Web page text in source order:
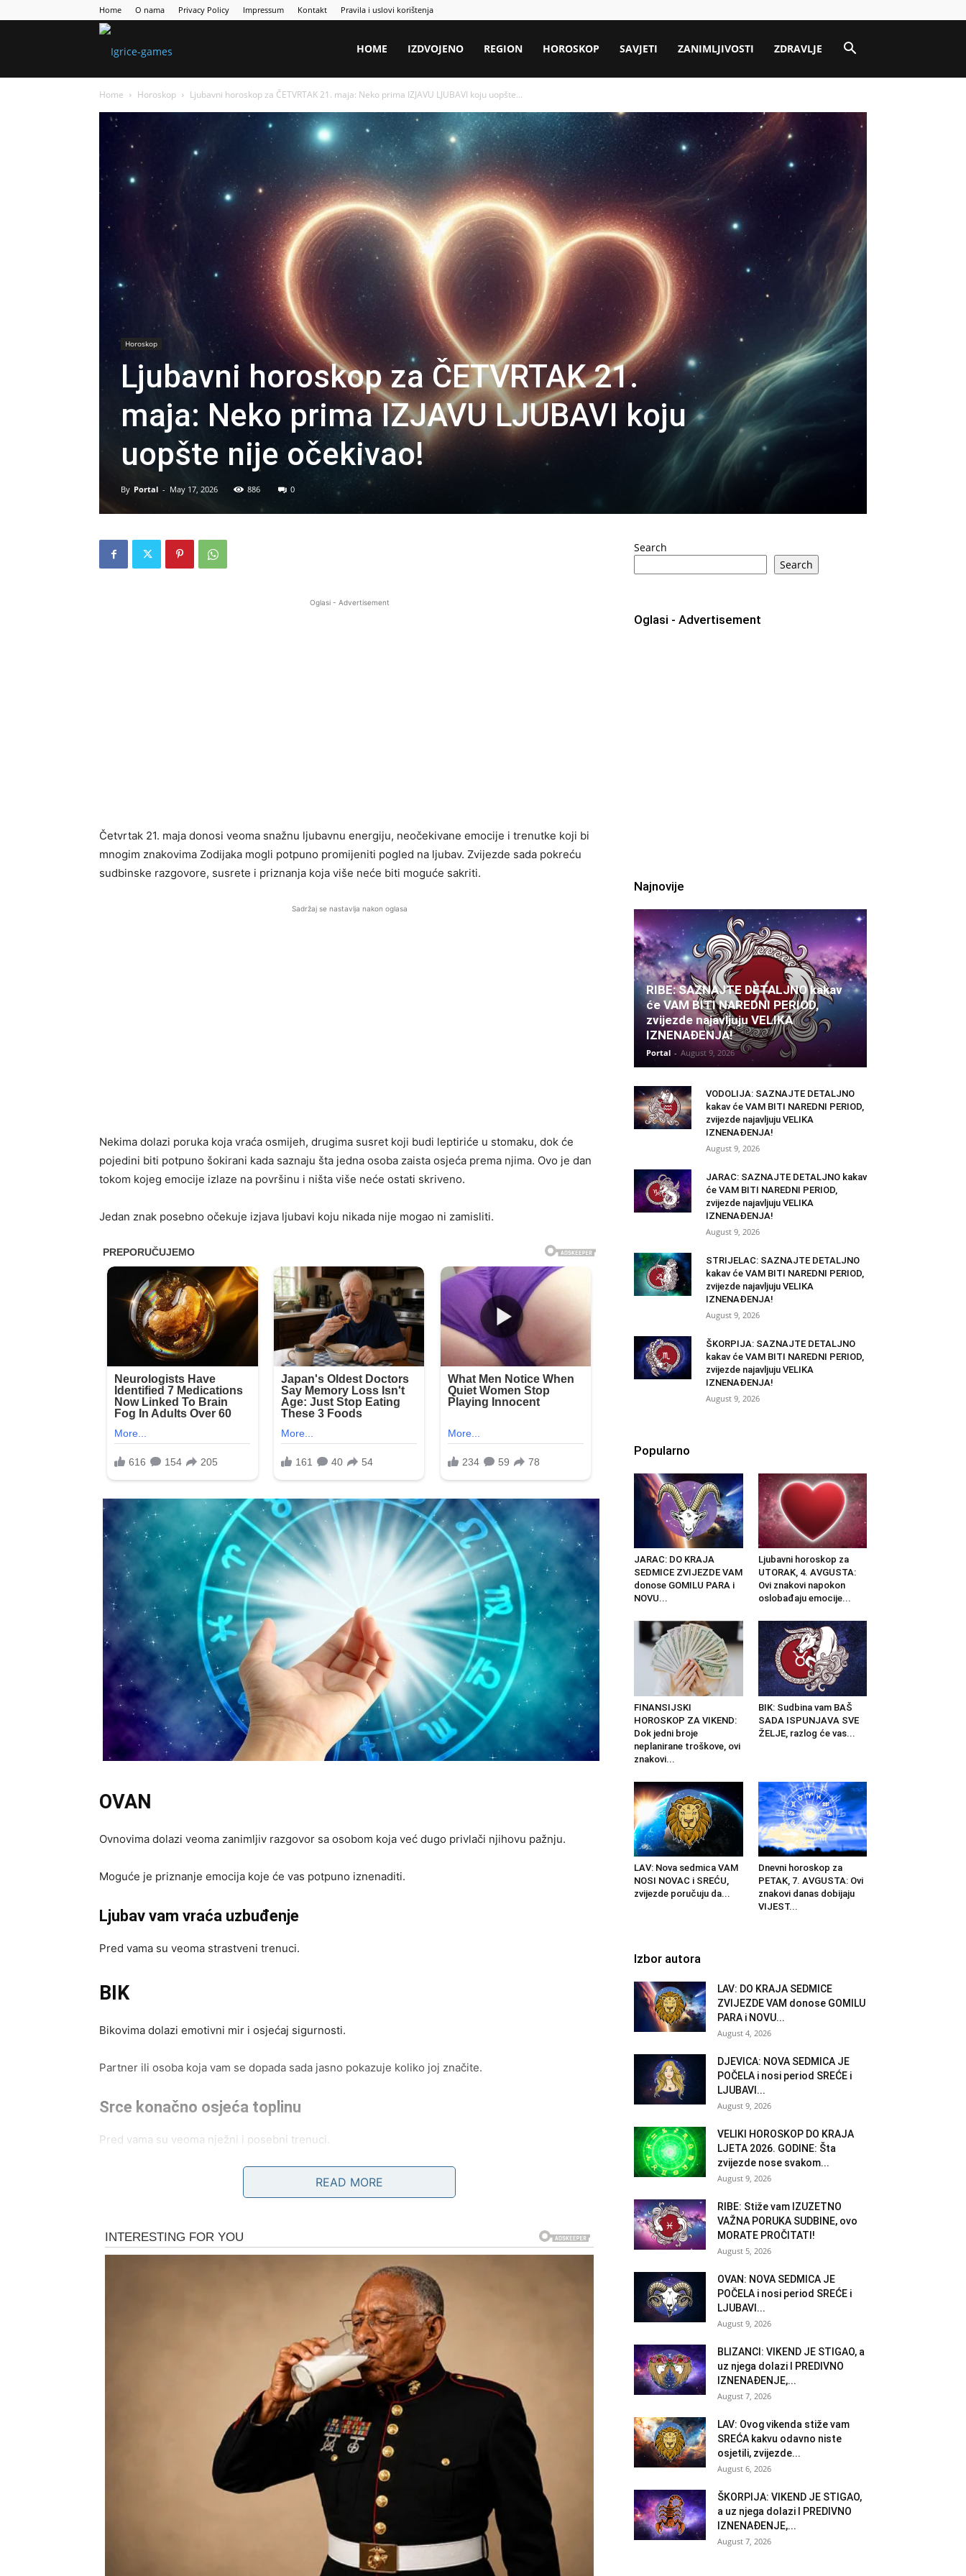
Home O nama Privacy Policy Impressum Kontakt Pravila i uslovi korištenja
HOME IZDVOJENO REGION HOROSKOP SAVJETI ZANIMLJIVOSTI ZDRAVLJE
Home Horoskop Ljubavni horoskop za ČETVRTAK 21. maja: Neko prima IZJAVU LJUBAVI koju uopšte...
Horoskop
Ljubavni horoskop za ČETVRTAK 21.
maja: Neko prima IZJAVU LJUBAVI koju
uopšte nije očekivao!
By Portal - May 17, 2026 886 0
Oglasi - Advertisement
Četvrtak 21. maja donosi veoma snažnu ljubavnu energiju, neočekivane emocije i trenutke koji bi
mnogim znakovima Zodijaka mogli potpuno promijeniti pogled na ljubav. Zvijezde sada pokreću
sudbinske razgovore, susrete i priznanja koja više neće biti moguće sakriti.
Sadržaj se nastavlja nakon oglasa
Nekima dolazi poruka koja vraća osmijeh, drugima susret koji budi leptiriće u stomaku, dok će
pojedini biti potpuno šokirani kada saznaju šta jedna osoba zaista osjeća prema njima. Ovo je dan
tokom kojeg emocije izlaze na površinu i ništa više neće ostati skriveno.
Jedan znak posebno očekuje izjava ljubavi koju nikada nije mogao ni zamisliti.
OVAN
Ovnovima dolazi veoma zanimljiv razgovor sa osobom koja već dugo privlači njihovu pažnju.
Moguće je priznanje emocija koje će vas potpuno iznenaditi.
Ljubav vam vraća uzbuđenje
Pred vama su veoma strastveni trenuci.
BIK
Bikovima dolazi emotivni mir i osjećaj sigurnosti.
Partner ili osoba koja vam se dopada sada jasno pokazuje koliko joj značite.
Srce konačno osjeća toplinu
Pred vama su veoma nježni i posebni trenuci.
Moguće je poznanstvo koje odmah djeluje posebno i sudbinski.
Pred vama su veoma uzbudljivi emotivni trenuci.
Rakovi su među najvećim ljubavnim miljenicima ovog dana.
Jedna osoba konačno skuplja hrabrost da vam prizna ono što dugo osjeća.
Izjava ljubavi mijenja sve
Pred vama su veoma nježni i romantični trenuci.
READ MORE
Search
Search
Oglasi - Advertisement
Najnovije
RIBE: SAZNAJTE DETALJNO kakav
će VAM BITI NAREDNI PERIOD,
zvijezde najavljuju VELIKA
IZNENAĐENJA!
Portal - August 9, 2026
VODOLIJA: SAZNAJTE DETALJNO
kakav će VAM BITI NAREDNI PERIOD,
zvijezde najavljuju VELIKA
IZNENAĐENJA!
August 9, 2026
JARAC: SAZNAJTE DETALJNO kakav
će VAM BITI NAREDNI PERIOD,
zvijezde najavljuju VELIKA
IZNENAĐENJA!
August 9, 2026
STRIJELAC: SAZNAJTE DETALJNO
kakav će VAM BITI NAREDNI PERIOD,
zvijezde najavljuju VELIKA
IZNENAĐENJA!
August 9, 2026
ŠKORPIJA: SAZNAJTE DETALJNO
kakav će VAM BITI NAREDNI PERIOD,
zvijezde najavljuju VELIKA
IZNENAĐENJA!
August 9, 2026
Popularno
JARAC: DO KRAJA
SEDMICE ZVIJEZDE VAM
donose GOMILU PARA i
NOVU...
Ljubavni horoskop za
UTORAK, 4. AVGUSTA:
Ovi znakovi napokon
oslobađaju emocije...
FINANSIJSKI
HOROSKOP ZA VIKEND:
Dok jedni broje
neplanirane troškove, ovi
znakovi...
BIK: Sudbina vam BAŠ
SADA ISPUNJAVA SVE
ŽELJE, razlog će vas...
LAV: Nova sedmica VAM
NOSI NOVAC i SREĆU,
zvijezde poručuju da...
Dnevni horoskop za
PETAK, 7. AVGUSTA: Ovi
znakovi danas dobijaju
VIJEST...
Izbor autora
LAV: DO KRAJA SEDMICE
ZVIJEZDE VAM donose GOMILU
PARA i NOVU...
August 4, 2026
DJEVICA: NOVA SEDMICA JE
POČELA i nosi period SREĆE i
LJUBAVI...
August 9, 2026
VELIKI HOROSKOP DO KRAJA
LJETA 2026. GODINE: Šta
zvijezde nose svakom...
August 9, 2026
RIBE: Stiže vam IZUZETNO
VAŽNA PORUKA SUDBINE, ovo
MORATE PROČITATI!
August 5, 2026
OVAN: NOVA SEDMICA JE
POČELA i nosi period SREĆE i
LJUBAVI...
August 9, 2026
BLIZANCI: VIKEND JE STIGAO, a
uz njega dolazi I PREDIVNO
IZNENAĐENJE,...
August 7, 2026
LAV: Ovog vikenda stiže vam
SREĆA kakvu odavno niste
osjetili, zvijezde...
August 6, 2026
ŠKORPIJA: VIKEND JE STIGAO,
a uz njega dolazi I PREDIVNO
IZNENAĐENJE,...
August 7, 2026